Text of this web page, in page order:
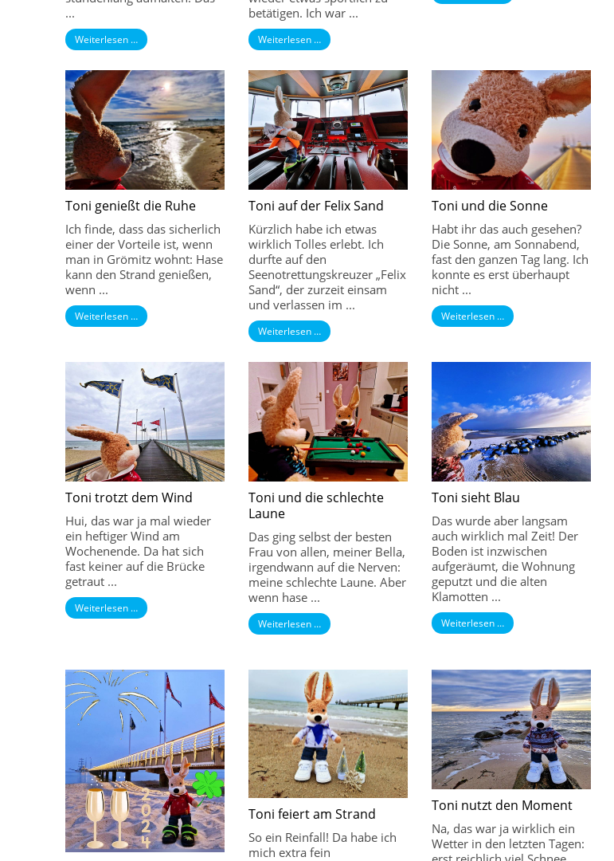
...
Weiterlesen …
betätigen. Ich war ...
Weiterlesen …
Toni genießt die Ruhe
Ich finde, dass das sicherlich
einer der Vorteile ist, wenn
man in Grömitz wohnt: Hase
kann den Strand genießen,
wenn ...
Weiterlesen …
Toni auf der Felix Sand
Kürzlich habe ich etwas
wirklich Tolles erlebt. Ich
durfte auf den
Seenotrettungskreuzer „Felix
Sand“, der zurzeit einsam
und verlassen im ...
Weiterlesen …
Toni und die Sonne
Habt ihr das auch gesehen?
Die Sonne, am Sonnabend,
fast den ganzen Tag lang. Ich
konnte es erst überhaupt
nicht ...
Weiterlesen …
Toni trotzt dem Wind
Hui, das war ja mal wieder
ein heftiger Wind am
Wochenende. Da hat sich
fast keiner auf die Brücke
getraut ...
Weiterlesen …
Toni und die schlechte
Laune
Das ging selbst der besten
Frau von allen, meiner Bella,
irgendwann auf die Nerven:
meine schlechte Laune. Aber
wenn hase ...
Weiterlesen …
Toni sieht Blau
Das wurde aber langsam
auch wirklich mal Zeit! Der
Boden ist inzwischen
aufgeräumt, die Wohnung
geputzt und die alten
Klamotten ...
Weiterlesen …
Toni feiert am Strand
So ein Reinfall! Da habe ich
mich extra fein
Toni nutzt den Moment
Na, das war ja wirklich ein
Wetter in den letzten Tagen: